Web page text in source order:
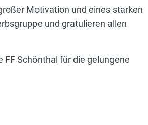
Motivation und eines starken
und gratulieren allen
Schönthal für die gelungene